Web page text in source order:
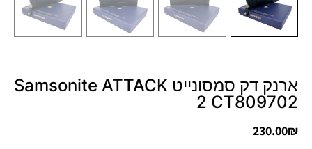
ארנק דק סמסונייט Samsonite ATTACK
2 CT809702
230.00₪